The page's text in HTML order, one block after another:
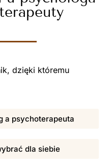
dzięki któremu
a psychoterapeuta
dla siebie